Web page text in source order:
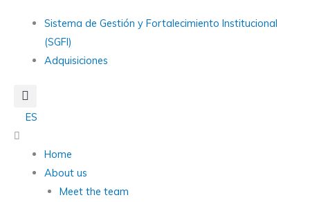
Main
Sistema de Gestión y Fortalecimiento Institucional
(SGFI)
Adquisiciones
ES
Main
Menu
Home
About us
Meet the team